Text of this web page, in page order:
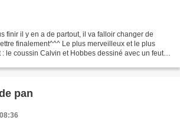
finir il y en a de partout, il va falloir changer de
finalement^^^ Le plus merveilleux et le plus
le coussin Calvin et Hobbes dessiné avec un feutre
pan